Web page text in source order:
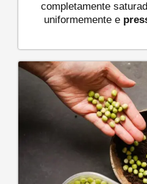
completamente
uniformemente e